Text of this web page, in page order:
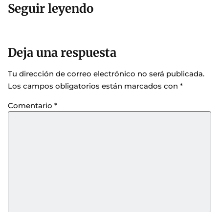
Seguir leyendo
Deja una respuesta
Tu dirección de correo electrónico no será publicada.
Los campos obligatorios están marcados con *
Comentario *